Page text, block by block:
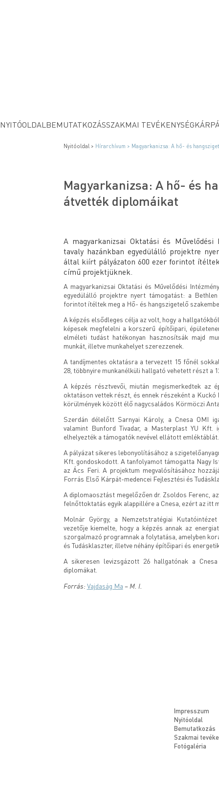
NYITÓOLDAL BEMUTATKOZÁSSZAKMAI TEVÉKENYSÉG
Nyitóoldal > Hírarchívum > Magyarkanizsa: A hő- és
Magyarkanizsa: A hő- és
átvették diplomáikat
A magyarkanizsai Oktatási és
tavaly hazánkban egyedülálló projektre
által kiírt pályázaton 600 ezer forintot
című projektjüknek.
A magyarkanizsai Oktatási és Művelődési
egyedülálló projektre nyert támogatást: a
forintot ítéltek meg a Hő- és hangszigetelő
A képzés elsődleges célja az volt, hogy a
képesek megfelelni a korszerű építőipari,
elméleti tudást hatékonyan hasznosítsák majd
munkát, illetve munkahelyet szerezzenek.
A tandíjmentes oktatásra a tervezett 15 főnél
28, többnyire munkanélküli hallgató vehetett részt a
A képzés résztvevői, miután megismerkedtek az
oktatáson vettek részt, és ennek részeként a Kuckó
körülmények között élő nagycsaládos Körmöczi
Szerdán délelőtt Sarnyai Károly, a Cnesa OMI
valamint Bunford Tivadar, a Masterplast YU Kft.
elhelyezték a támogatók nevével ellátott emléktáblát.
A pályázat sikeres lebonyolításához a
Kft. gondoskodott. A tanfolyamot támogatta Nagy
az Ács Feri. A projektum megvalósításához
Forrás Első Kárpát-medencei Fejlesztési és
A diplomaosztást megelőzően dr. Zsoldos Ferenc,
felnőttoktatás egyik alappillére a Cnesa, ezért az itt
Molnár György, a Nemzetstratégiai
vezetője kiemelte, hogy a képzés annak az
szorgalmazó programnak a folytatása, amelyben
és Tudásklaszter, illetve néhány építőipari és
A sikeresen levizsgázott 26 hallgatónak a
diplomákat.
Forrás: Vajdaság Ma – M. I.
Impresszum
Nyitóoldal
Bemutatkozás
Szakmai
Fotógaléria